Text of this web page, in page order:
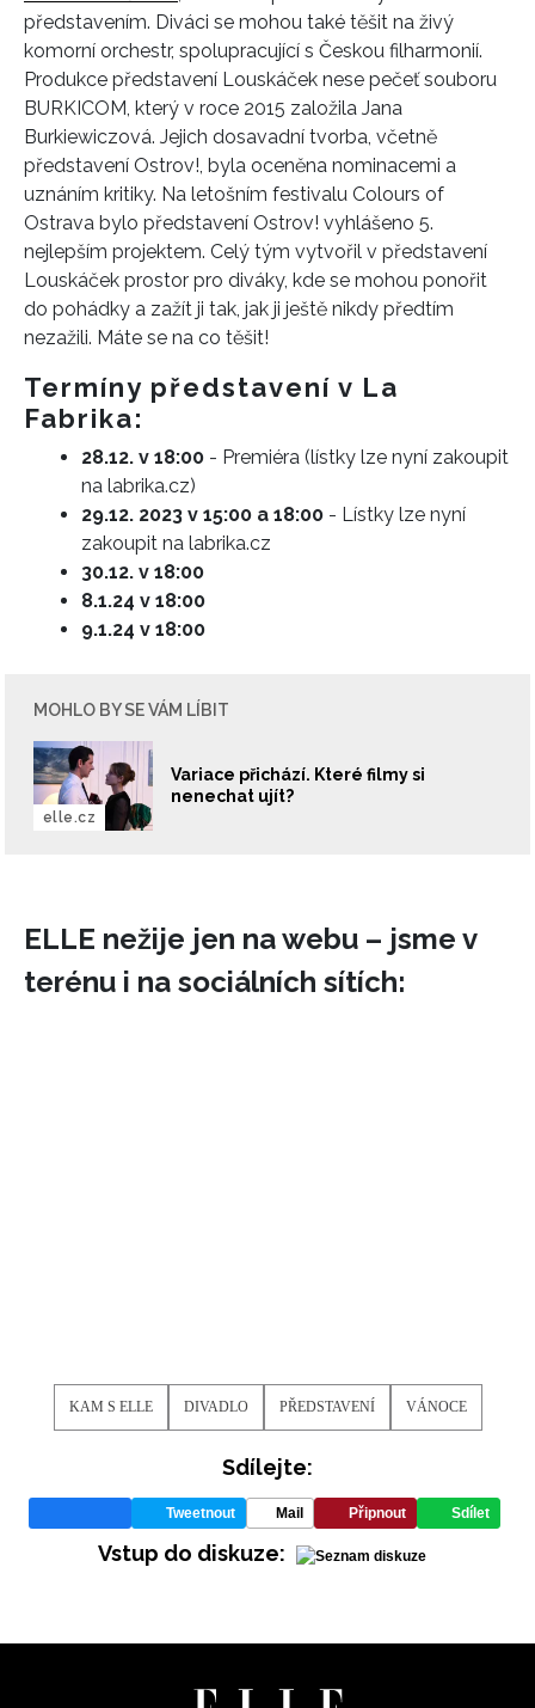
REDAKCE
představením. Diváci se mohou také těšit na živý
komorní orchestr, spolupracující s Českou filharmonií.
Produkce představení Louskáček nese pečeť souboru
BURKICOM, který v roce 2015 založila Jana
Burkiewiczová. Jejich dosavadní tvorba, včetně
představení Ostrov!, byla oceněna nominacemi a
uznáním kritiky. Na letošním festivalu Colours of
Ostrava bylo představení Ostrov! vyhlášeno 5.
nejlepším projektem. Celý tým vytvořil v představení
Louskáček prostor pro diváky, kde se mohou ponořit
do pohádky a zažít ji tak, jak ji ještě nikdy předtím
nezažili. Máte se na co těšit!
Termíny představení v La
Fabrika:
28.12. v 18:00 - Premiéra (lístky lze nyní zakoupit
na labrika.cz)
29.12. 2023 v 15:00 a 18:00 - Lístky lze nyní
zakoupit na labrika.cz
30.12. v 18:00
8.1.24 v 18:00
9.1.24 v 18:00
MOHLO BY SE VÁM LÍBIT
Variace přichází. Které filmy si
nenechat ujít?
elle.cz
ELLE nežije jen na webu – jsme v
terénu i na sociálních sítích:
KAM S ELLE DIVADLO PŘEDSTAVENÍ VÁNOCE
Sdílejte:
Tweetnout Mail Připnout Sdílet
Vstup do diskuze: